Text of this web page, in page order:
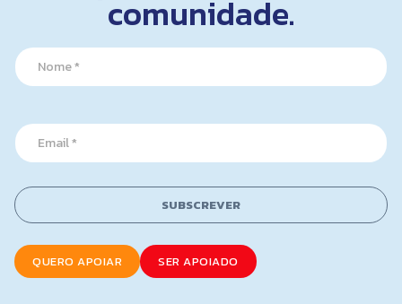
comunidade.
N
a
*
N
a
m
E
m
a
l
*
SUBSCREVER
QUERO APOIAR SER APOIADO